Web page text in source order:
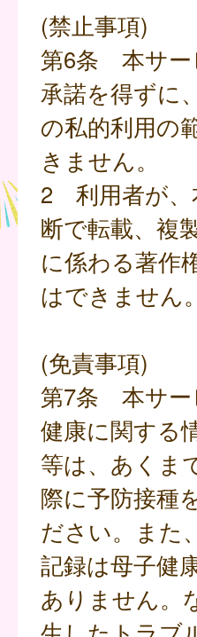
(禁止事項)
第6条 本サー
承諾を得ずに
の私的利用の
きません。
2 利用者が、
断で転載、複
に係わる著作
はできません。
(免責事項)
第7条 本サー
健康に関する
等は、あくま
際に予防接種
ださい。また
記録は母子健
ありません。